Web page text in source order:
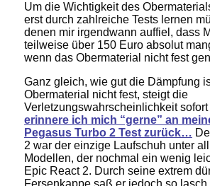
Um die Wichtigkeit des
erst durch zahlreiche Tests lernen
denen mir irgendwann auffiel, dass
teilweise über 150 Euro absolut
wenn das Obermaterial nicht fest
Ganz gleich, wie gut die Dämpfung
Obermaterial nicht fest, steigt die
Verletzungswahrscheinlichkeit sofort
erinnere ich mich “gerne” an
Pegasus Turbo 2 Test zurück…
2 war der einzige Laufschuh unter
Modellen, der nochmal ein wenig
Epic React 2. Durch seine extrem